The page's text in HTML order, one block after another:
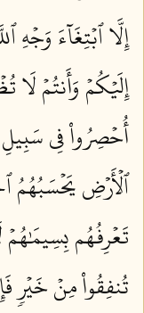
إِلَّا ٱبۡتِغَآءَ وَجۡهِ
إِلَيۡكُمۡ وَأَنتُمۡ لَا
أُحۡصِرُواْ فِي
ٱلۡأَرۡضِ يَحۡسَبُهُمُ
تَعۡرِفُهُم بِسِيمَٰهُمۡ
تُنفِقُواْ مِنۡ خَيۡرٖ